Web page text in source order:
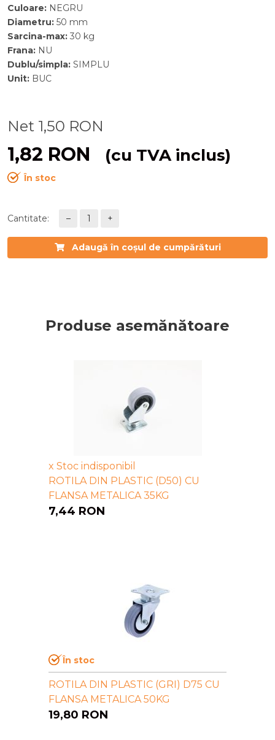
Culoare: NEGRU
Diametru: 50 mm
Sarcina-max: 30 kg
Frana: NU
Dublu/simpla: SIMPLU
Unit: BUC
Net 1,50 RON
1,82 RON (cu TVA inclus)
În stoc
Cantitate: – 1 +
Adaugă în coșul de cumpărături
Produse asemănătoare
x Stoc indisponibil
ROTILA DIN PLASTIC (D50) CU
FLANSA METALICA 35KG
7,44 RON
În stoc
ROTILA DIN PLASTIC (GRI) D75 CU
FLANSA METALICA 50KG
19,80 RON